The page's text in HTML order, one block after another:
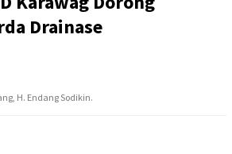
Drainase
H. Endang Sodikin.